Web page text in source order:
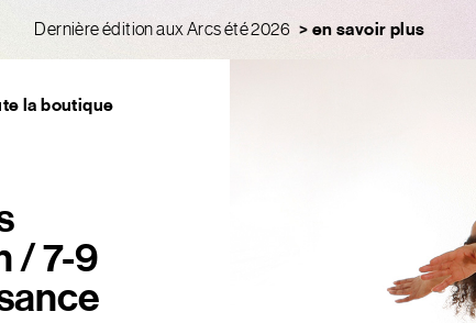
Dernière édition aux Arcs été 2026 > en savoir plus
la boutique
Sol
sensible de l'art
/ 7-9